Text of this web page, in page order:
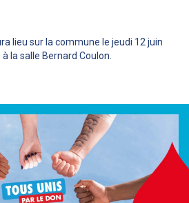
lieu sur la commune le jeudi 12 juin
la salle Bernard Coulon.